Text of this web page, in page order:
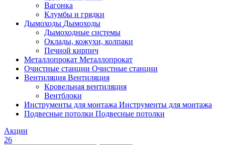
Вагонка
Клумбы и грядки
Дымоходы Дымоходы
Дымоходные системы
Оклады, кожухи, колпаки
Печной кирпич
Металлопрокат Металлопрокат
Очистные станции Очистные станции
Вентиляция Вентиляция
Кровельная вентиляция
Вентблоки
Инструменты для монтажа Инструменты для монтажа
Подвесные потолки Подвесные потолки
Акции
26